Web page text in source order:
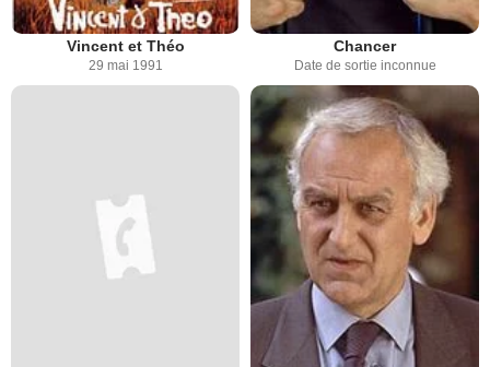
Vincent et Théo
29 mai 1991
Chancer
Date de sortie inconnue